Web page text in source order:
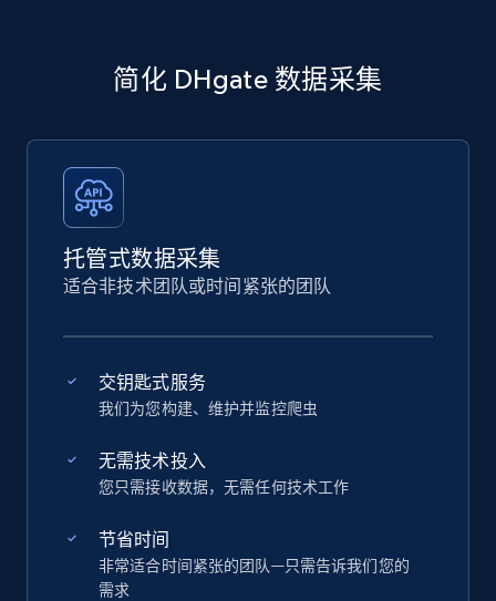
简化 DHgate 数据采集
托管式数据采集
适合非技术团队或时间紧张的团队
交钥匙式服务
我们为您构建、维护并监控爬虫
无需技术投入
您只需接收数据，无需任何技术工作
节省时间
非常适合时间紧张的团队—只需告诉我们您的
需求